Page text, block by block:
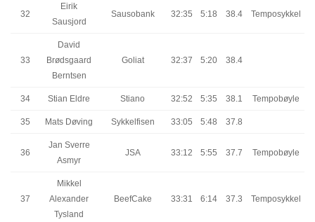
32
Eirik
Sausjord
Sausobank 32:35 5:18 38.4 Temposykkel
33
David
Brødsgaard
Berntsen
Goliat 32:37 5:20 38.4
34 Stian Eldre Stiano 32:52 5:35 38.1 Tempobøyle
35 Mats Døving Sykkelfisen 33:05 5:48 37.8
36
Jan Sverre
Asmyr
JSA 33:12 5:55 37.7 Tempobøyle
37
Mikkel
Alexander
Tysland
BeefCake 33:31 6:14 37.3 Temposykkel